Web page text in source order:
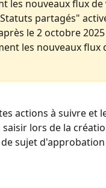
les nouveaux flux
partagés"
le 2 octobre
les nouveaux flux
actions à suivre et
lors de la
sujet d'approbation